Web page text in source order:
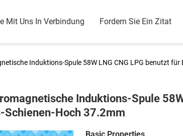
Mit Uns In Verbindung Fordern Sie Ein Zitat
Induktions-Spule 58W LNG CNG LPG benutzt
Induktions-Spule 58W
Hoch 37.2mm